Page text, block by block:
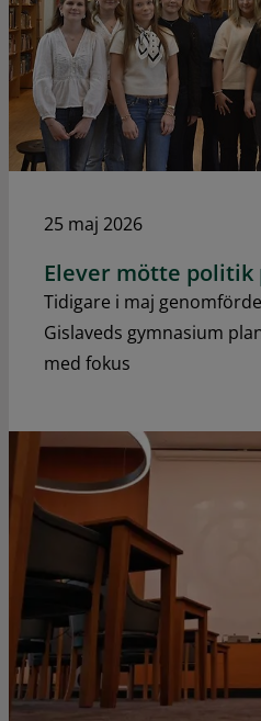
25 maj 2026
Elever mötte politik
Tidigare i maj
Gislaveds gymnasium
med fokus